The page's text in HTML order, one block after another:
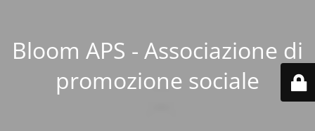
Bloom APS - Associazione di
promozione sociale